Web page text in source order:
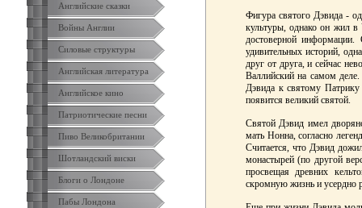
Английские сказки
Войны Англии
Силовые структуры
Английская литература
Английское кино
Патриотические песни
Пиво Великобритании
Шотландский виски
Блоги о Лондоне
Пабы Лондона
Фигура святого Дэвида -
культуры, однако он жил в
достоверной
удивительных историй,
друг от друга, и сейчас
Валлийский на самом
Дэвида к святому Патрику
появится великий святой.
Святой Дэвид имел
мать Нонна, согласно
Считается, что Дэвид
монастырей (по другой
просвещая древних
скромную жизнь и усердно